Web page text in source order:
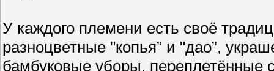
У каждого племени есть своё
разноцветные "копья” и "дао”,
бамбуковые уборы, переплетённые